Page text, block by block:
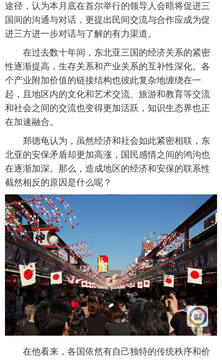
途径，认为本月底在首尔举行的领导人会晤将促进三
国间的沟通与对话，更提出民间交流与合作应成为促
进三方进一步对话与了解的有力渠道。
在过去数十年间，东北亚三国的经济关系的紧密
性逐渐提高，生存关系和产业关系的互补性深化。各
个产业附加价值的链接结构也彼此复杂地缠绕在一
起，且地区内的文化和艺术交流、旅游和教育等交流
和社会之间的交流也变得更加活跃，知识生态界也正
在加速融合。
郑德龟认为，虽然经济和社会如此紧密相联，东
北亚的安保矛盾却更加高涨，国民感情之间的鸿沟也
在逐渐加深。那么，造成地区的经济和安保的联系性
截然相反的原因是什么呢？
在他看来，各国依然有自己独特的传统秩序和价